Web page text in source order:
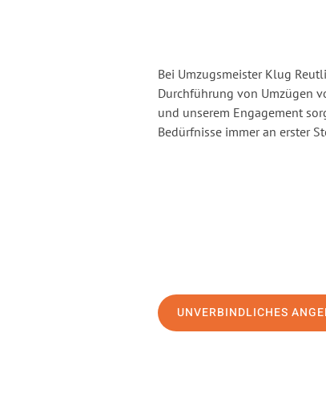
Bei Umzugsmeister Klug
Durchführung von Umzügen
und unserem Engagement
Bedürfnisse immer an erster
UNVERBINDLICHES